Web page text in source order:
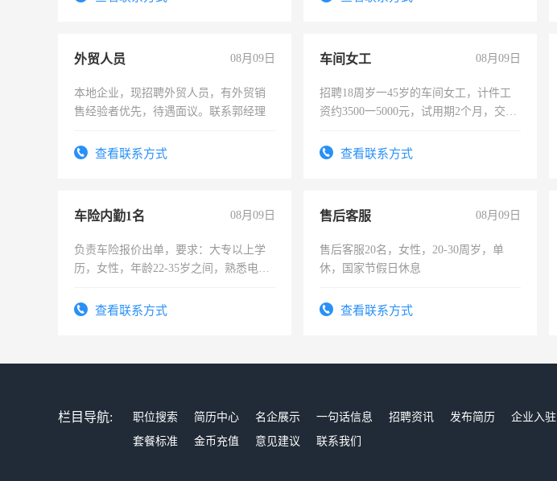
外贸人员 08月09日
本地企业，现招聘外贸人员，有外贸销
售经验者优先，待遇面议。联系郭经理
查看联系方式
车间女工 08月09日
招聘18周岁一45岁的车间女工，计件工
资约3500一5000元，试用期2个月，交五
查看联系方式
车险内勤1名 08月09日
负责车险报价出单，要求：大专以上学
历，女性，年龄22-35岁之间，熟悉电脑
试用期1-3个月，转正后交纳五险，
查看联系方式
售后客服 08月09日
售后客服20名，女性，20-30周岁，单
休，国家节假日休息
查看联系方式
栏目导航: 职位搜索 简历中心 名企展示 一句话信息 招聘资讯 发布简历 企业入驻
套餐标准
金币充值 意见建议 联系我们